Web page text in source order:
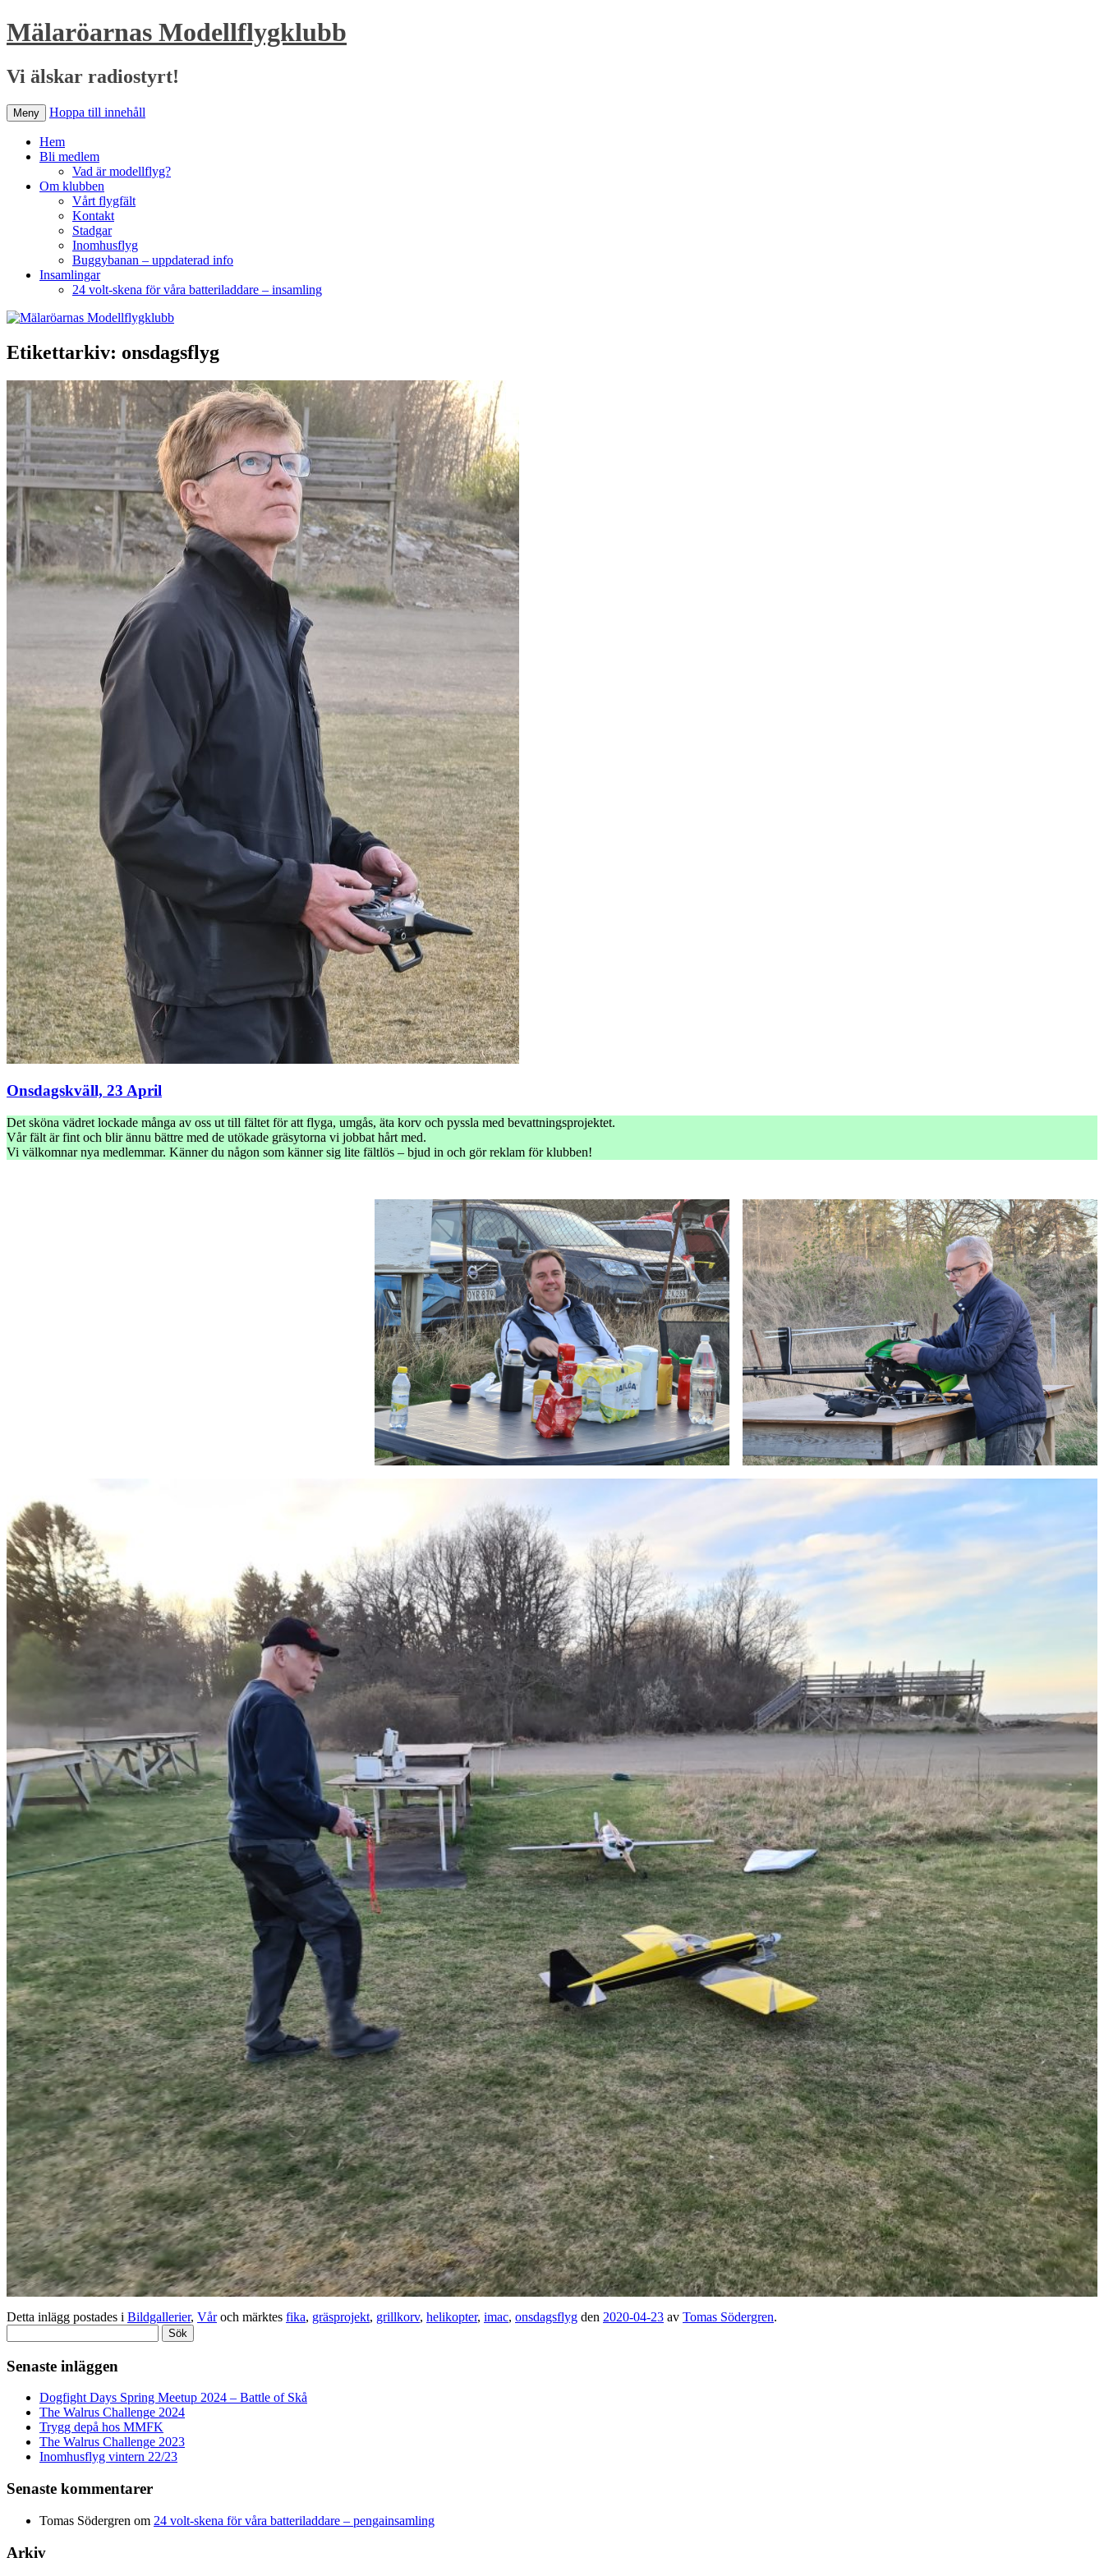
Mälaröarnas Modellflygklubb
Vi älskar radiostyrt!
Meny Hoppa till innehåll
Hem
Bli medlem
Vad är modellflyg?
Om klubben
Vårt flygfält
Kontakt
Stadgar
Inomhusflyg
Buggybanan – uppdaterad info
Insamlingar
24 volt-skena för våra batteriladdare – insamling
Etikettarkiv: onsdagsflyg
Onsdagskväll, 23 April
Det sköna vädret lockade många av oss ut till fältet för att flyga, umgås, äta korv och pyssla med bevattningsprojektet.
Vår fält är fint och blir ännu bättre med de utökade gräsytorna vi jobbat hårt med.
Vi välkomnar nya medlemmar. Känner du någon som känner sig lite fältlös – bjud in och gör reklam för klubben!
Detta inlägg postades i Bildgallerier, Våroch märktes fika, gräsprojekt, grillkorv, helikopter, imac, onsdagsflyg den 2020-04-23 av Tomas Södergren.
efter:
Senaste inläggen
Dogfight Days Spring Meetup 2024 – Battle of Skå
The Walrus Challenge 2024
Trygg depå hos MMFK
The Walrus Challenge 2023
Inomhusflyg vintern 22/23
Senaste kommentarer
Tomas Södergren om 24 volt-skena för våra batteriladdare – pengainsamling
Arkiv